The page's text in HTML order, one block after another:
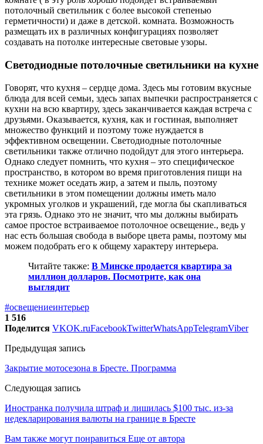
потолочный светильник с более высокой степенью
герметичности) и даже в детской. комната. Возможность
размещать их в различных конфигурациях позволяет
создавать на потолке интересные световые узоры.
Светодиодные потолочные светильники на кухне
Говорят, что кухня – сердце дома. Здесь мы готовим вкусные
блюда для всей семьи, здесь запах выпечки распространяется с
кухни на всю квартиру, здесь заканчивается каждая встреча с
друзьями. Оказывается, кухня, как и гостиная, выполняет
множество функций и поэтому тоже нуждается в
эффективном освещении. Светодиодные потолочные
светильники также отлично подойдут для этого интерьера.
Однако следует помнить, что кухня – это специфическое
пространство, в котором во время приготовления пищи на
технике может оседать жир, а затем и пыль, поэтому
светильники в этом помещении должны иметь мало
укромных уголков и украшений, где могла бы скапливаться
эта грязь. Однако это не значит, что мы должны выбирать
самое простое встраиваемое потолочное освещение., ведь у
нас есть большая свобода в выборе цвета рамы, поэтому мы
можем подобрать его к общему характеру интерьера.
Читайте также: В Минске продается квартира за
миллион долларов. Посмотрите, как она
выглядит
#освещениеинтерьер
1 516
Поделится VKOK.ruFacebookTwitterWhatsAppTelegramViber
Предыдущая запись
Закрытие мотосезона в Бресте. Программа
Следующая запись
Иностранка получила штраф и лишилась $100 тыс. из-за
недекларирования валюты на границе в Бресте
Вам также могут понравиться Еще от автора